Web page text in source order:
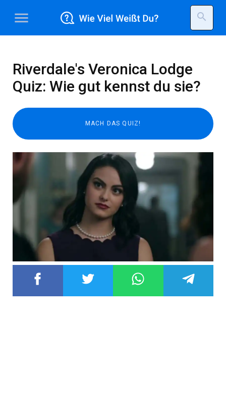
menu search
Riverdale's Veronica Lodge
Quiz: Wie gut kennst du sie?